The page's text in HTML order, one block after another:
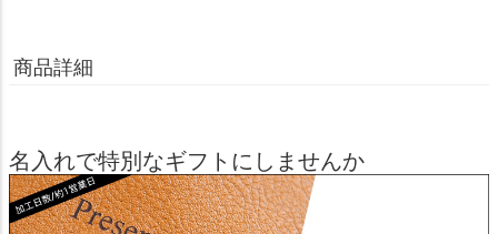
商品詳細
名入れで特別なギフトにしませんか